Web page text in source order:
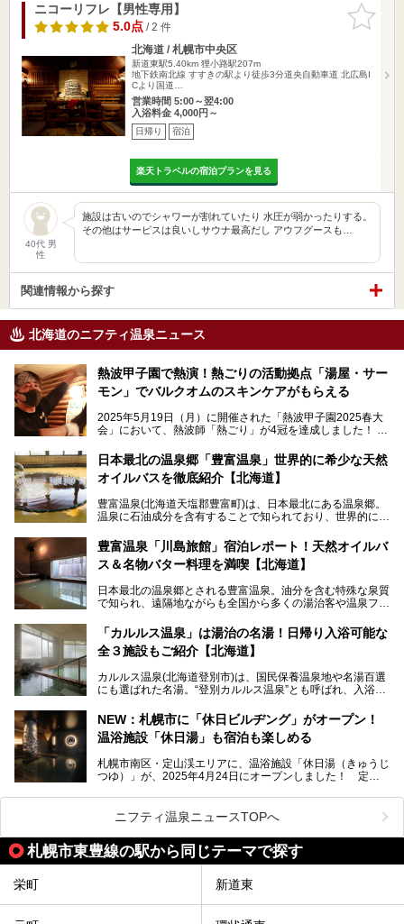
お気に入
りに追加
ニコーリフレ【男性専用】
5.0点/ 2 件
北海道 / 札幌市中央区
新道東駅5.40km 狸小路駅207m
地下鉄南北線 すすきの駅より徒歩3分道央自動車道 北広島I
Cより国道…
営業時間 5:00～翌4:00
入浴料金 4,000円～
日帰り 宿泊
楽天トラベルの宿泊プランを見る
40代 男
性
施設は古いのでシャワーが割れていたり 水圧が弱かったりする。
その他はサービスは良いしサウナ最高だし アウフグースも…
関連情報から探す
北海道のニフティ温泉ニュース
熱波甲子園で熱演！熱ごりの活動拠点「湯屋・サー
モン」でバルクオムのスキンケアがもらえる
2025年5月19日（月）に開催された「熱波甲子園2025春大
会」において、熱波師「熱ごり」が4冠を達成しました！
動拠点である北海道の銭湯「湯屋・サーモン」にて、メンズ
スキンケアブランド バルクオムの「ONE DAY KIT」を数量
限定でプレゼントいたします。
で、ぜひお試しください。※6月13日配布開始、なくなり次
第終了
───
提供元：株式会社バルクオム【PR】
この記事は株式会社バルクオム商品のPR記事です。
日本最北の温泉郷「豊富温泉」世界的に希少な天然
オイルバスを徹底紹介【北海道】
豊富温泉(北海道天塩郡豊富町)は、日本最北にある温泉郷。
温泉に石油成分を含有することで知られており、世界的にも
に特効があると言われ、遠隔地ながらも全国から湯治・療養
目的で多くの人々が訪れます。
地体験し、独自の視点で豊富温泉の“天然オイルバス”をレポ
ート。温泉地概要や日帰り入浴施設をはじめ、宿泊施設・ア
豊富温泉「川島旅館」宿泊レポート！天然オイルバ
ス＆名物バター料理を満喫【北海道】
日本最北の温泉郷とされる豊富温泉。油分を含む特殊な泉質
で知られ、遠隔地ながらも全国から多くの湯治客や温泉ファ
「川島旅館」は、豊富温泉の開湯当初から営業する老舗旅
館。とりわけ温泉の良さと名物のバター料理に定評があり、
の温泉や料理をはじめ、パブリックスペース・客室など宿の
全貌を徹底的にご紹介します！
「カルルス温泉」は湯治の名湯！日帰り入浴可能な
全３施設もご紹介【北海道】
カルルス温泉(北海道登別市)は、国民保養温泉地や名湯百選
にも選ばれた名湯。“登別カルルス温泉”とも呼ばれ、入浴剤
豊かな登別温泉とは対照的な存在で、今も湯治場的な要素が
残る閑静な温泉地です。
地体験し、カルルス温泉をご紹介。温泉地の概要や泉質解説
をはじめ、日帰り入浴可能な全３施設の紹介・周辺観光・ア
NEW：札幌市に「休日ビルヂング」がオープン！
温浴施設「休日湯」も宿泊も楽しめる
札幌市南区・定山渓エリアに、温浴施設「休日湯（きゅうじ
つゆ）」が、2025年4月24日にオープンしました！ 定山
この施設は、温泉・サウナの「休日湯」・ラウンジの「THE
LOUNGE DAYOF」・グルメ「休日洋麺店」・ホテル「エク
スクラメーションホテル」で構成された、まさに大人の癒し
空間。
今回は、そんな「休日ビルヂング」の魅力を5つのポイント
ニフティ温泉ニュースTOPへ
札幌市東豊線の駅から同じテーマで探す
栄町 新道東